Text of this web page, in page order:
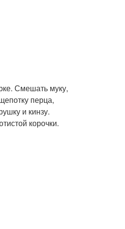
Смешать муку,
перца,
и кинзу.
корочки.